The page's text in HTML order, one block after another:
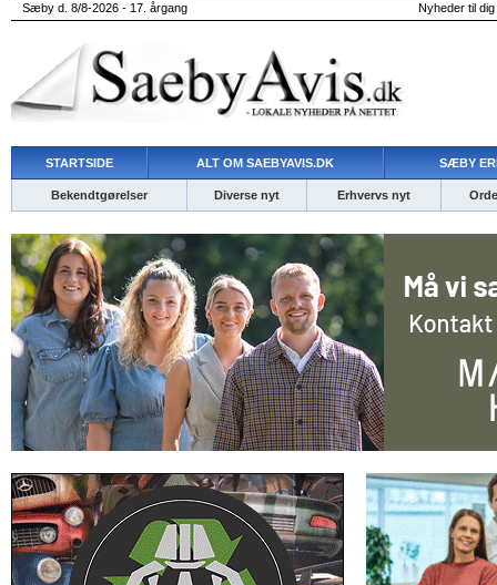
Sæby d. 8/8-2026 - 17. årgang Nyheder til
STARTSIDE ALT OM SAEBYAVIS.DK SÆBY
Bekendtgørelser Diverse nyt Erhvervs nyt